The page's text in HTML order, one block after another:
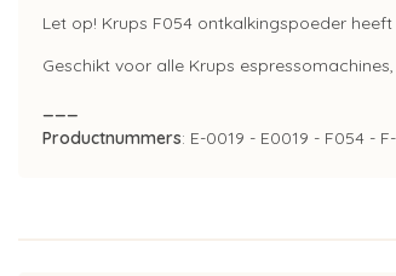
Let op! Krups F054 ontkalkingspoeder
Geschikt voor alle Krups
Productnummers: E-0019 - E0019 - F054 -